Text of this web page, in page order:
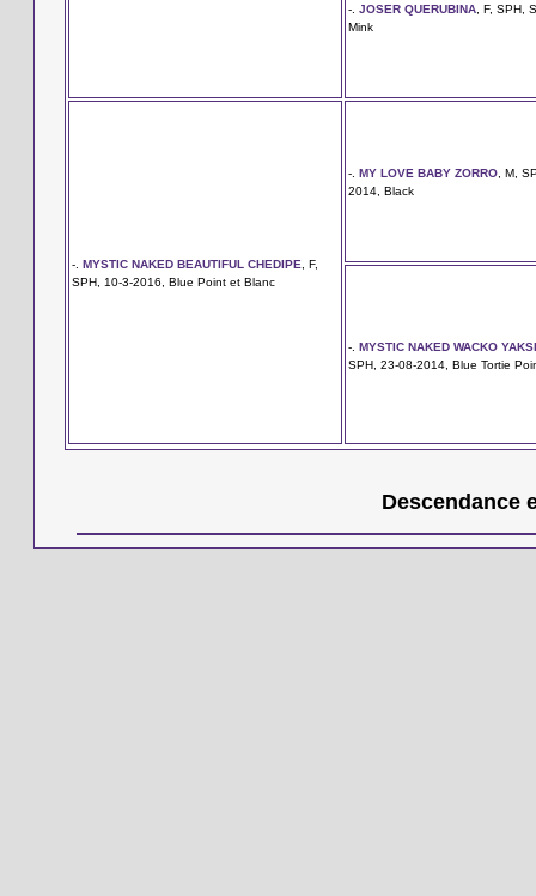
-. JOSER QUERUBINA , F, SPH,
Mink
-. MYSTIC NAKED BEAUTIFUL CHEDIPE , F,
SPH, 10-3-2016, Blue Point et Blanc
-. MY LOVE BABY ZORRO , M,
2014, Black
-. MYSTIC NAKED WACKO
SPH, 23-08-2014, Blue Tortie
Descendance